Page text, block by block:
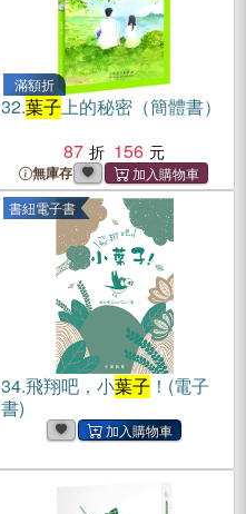
滿額折
32.葉子上的秘密（簡體書）
87
156
無庫存
書紐電子書
34.飛翔吧，小葉子 ！(電子
書)